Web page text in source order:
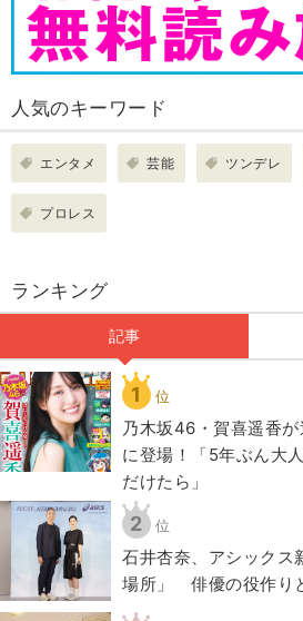
人気のキーワード
エンタメ 芸能 ツンデレ
プロレス
ランキング
記事
1 位
乃木坂46・賀喜遥香
に登場！「5年ぶん大
だけたら」
2 位
石井杏奈、アシックス
場所」 俳優の役作り